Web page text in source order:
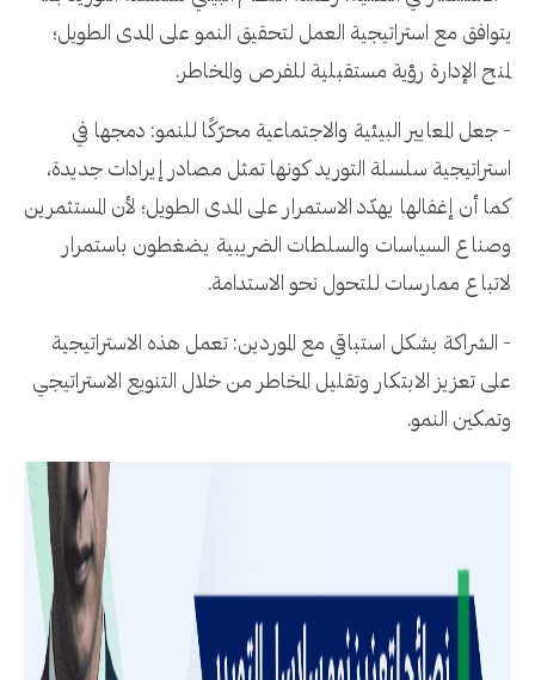
يتوافق مع استراتيجية العمل لتحقيق النمو على المدى الطويل؛
لمنح الإدارة رؤية مستقبلية للفرص والمخاطر.
- جعل المعايير البيئية والاجتماعية محرّكًا للنمو: دمجها في
استراتيجية سلسلة التوريد كونها تمثل مصادر إيرادات جديدة،
كما أن إغفالها يهدّد الاستمرار على المدى الطويل؛ لأن المستثمرين
وصناع السياسات والسلطات الضريبية يضغطون باستمرار
لاتباع ممارسات للتحول نحو الاستدامة.
- الشراكة بشكل استباقي مع الموردين: تعمل هذه الاستراتيجية
على تعزيز الابتكار وتقليل المخاطر من خلال التنويع الاستراتيجي
وتمكين النمو.